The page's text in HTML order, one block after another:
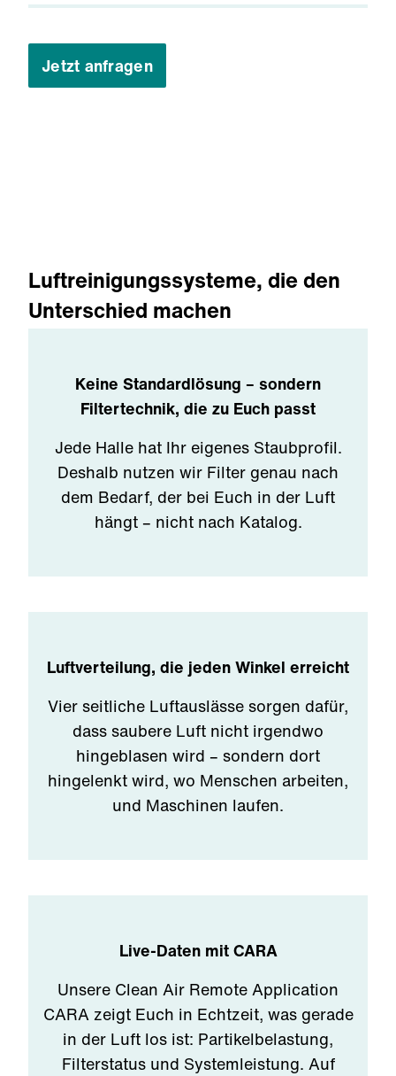
Jetzt anfragen
Luftreinigungssysteme, die den
Unterschied machen
Keine Standardlösung – sondern
Filtertechnik, die zu Euch passt
Jede Halle hat Ihr eigenes Staubprofil.
Deshalb nutzen wir Filter genau nach
dem Bedarf, der bei Euch in der Luft
hängt – nicht nach Katalog.
Luftverteilung, die jeden Winkel erreicht
Vier seitliche Luftauslässe sorgen dafür,
dass saubere Luft nicht irgendwo
hingeblasen wird – sondern dort
hingelenkt wird, wo Menschen arbeiten,
und Maschinen laufen.
Live-Daten mit CARA
Unsere Clean Air Remote Application
CARA zeigt Euch in Echtzeit, was gerade
in der Luft los ist: Partikelbelastung,
Filterstatus und Systemleistung. Auf